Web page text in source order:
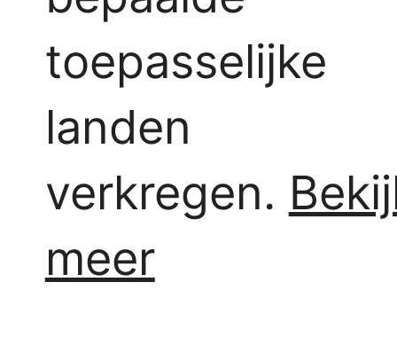
toepasselijke
landen
verkregen.
meer